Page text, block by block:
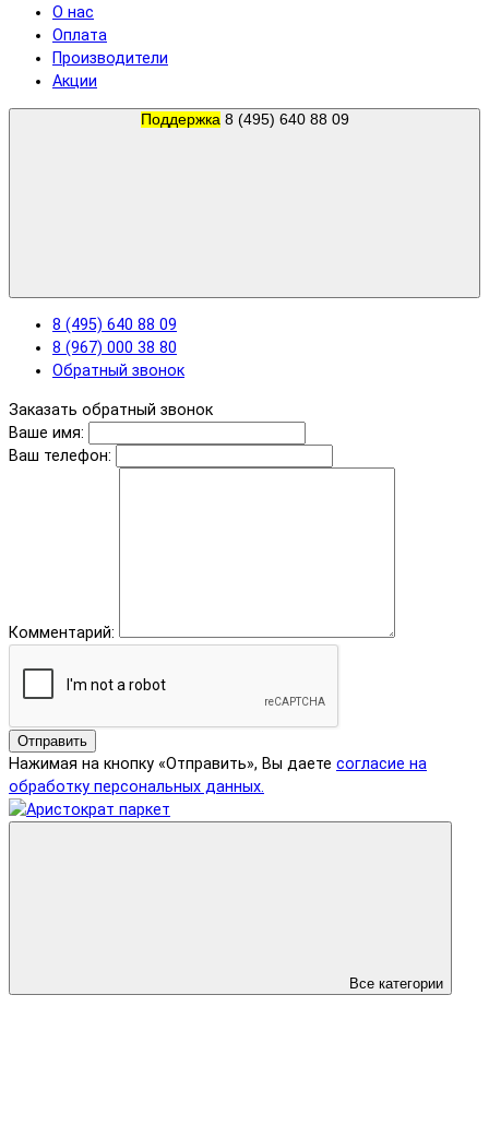
О нас
Оплата
Производители
Акции
Поддержка 8 (495) 640 88 09
8 (495) 640 88 09
8 (967) 000 38 80
Обратный звонок
Заказать обратный звонок
Ваше имя:
Ваш телефон:
Комментарий:
Отправить
Нажимая на кнопку «Отправить», Вы даете согласие на
обработку персональных данных.
Все категории